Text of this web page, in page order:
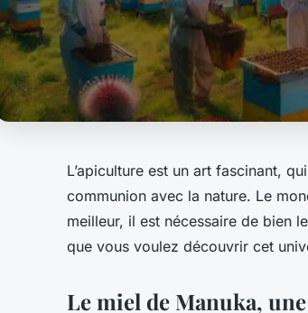
L’apiculture est un art fascinant,
communion avec la nature. Le
meilleur, il est nécessaire de bien
que vous voulez découvrir cet
Le miel de Manuka,